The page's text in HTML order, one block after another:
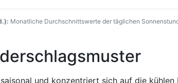
Monatliche Durchschnittswerte der täglichen
und konzentriert sich auf die kühlen